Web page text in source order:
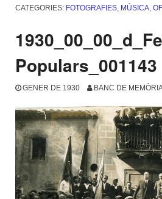
CATEGORIES: FOTOGRAFIES, MÚSICA,
Populars_001143
GENER DE 1930 BANC DE